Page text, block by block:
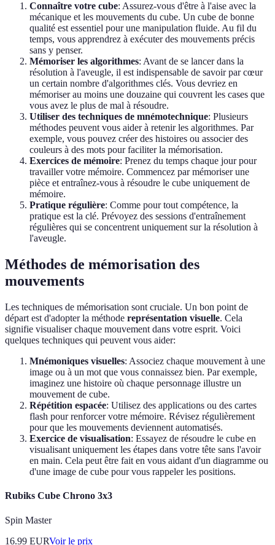
Connaître votre cube: Assurez-vous d'être à l'aise avec la
mécanique et les mouvements du cube. Un cube de bonne
qualité est essentiel pour une manipulation fluide. Au fil du
temps, vous apprendrez à exécuter des mouvements précis
sans y penser.
Mémoriser les algorithmes: Avant de se lancer dans la
résolution à l'aveugle, il est indispensable de savoir par cœur
un certain nombre d'algorithmes clés. Vous devriez en
mémoriser au moins une douzaine qui couvrent les cases que
vous avez le plus de mal à résoudre.
Utiliser des techniques de mnémotechnique: Plusieurs
méthodes peuvent vous aider à retenir les algorithmes. Par
exemple, vous pouvez créer des histoires ou associer des
couleurs à des mots pour faciliter la mémorisation.
Exercices de mémoire: Prenez du temps chaque jour pour
travailler votre mémoire. Commencez par mémoriser une
pièce et entraînez-vous à résoudre le cube uniquement de
mémoire.
Pratique régulière: Comme pour tout compétence, la
pratique est la clé. Prévoyez des sessions d'entraînement
régulières qui se concentrent uniquement sur la résolution à
l'aveugle.
Méthodes de mémorisation des
mouvements
Les techniques de mémorisation sont cruciale. Un bon point de
départ est d'adopter la méthode représentation visuelle. Cela
signifie visualiser chaque mouvement dans votre esprit. Voici
quelques techniques qui peuvent vous aider:
Mnémoniques visuelles: Associez chaque mouvement à une
image ou à un mot que vous connaissez bien. Par exemple,
imaginez une histoire où chaque personnage illustre un
mouvement de cube.
Répétition espacée: Utilisez des applications ou des cartes
flash pour renforcer votre mémoire. Révisez régulièrement
pour que les mouvements deviennent automatisés.
Exercice de visualisation: Essayez de résoudre le cube en
visualisant uniquement les étapes dans votre tête sans l'avoir
en main. Cela peut être fait en vous aidant d'un diagramme ou
d'une image de cube pour vous rappeler les positions.
Rubiks Cube Chrono 3x3
Spin Master
16.99 EURVoir le prix